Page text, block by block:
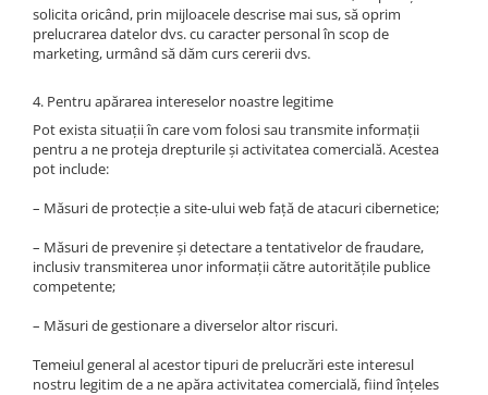
solicita oricând, prin mijloacele descrise mai sus, să oprim
prelucrarea datelor dvs. cu caracter personal în scop de
marketing, urmând să dăm curs cererii dvs.
4. Pentru apărarea intereselor noastre legitime
Pot exista situații în care vom folosi sau transmite informații
pentru a ne proteja drepturile și activitatea comercială. Acestea
pot include:
– Măsuri de protecție a site-ului web față de atacuri cibernetice;
– Măsuri de prevenire și detectare a tentativelor de fraudare,
inclusiv transmiterea unor informații către autoritățile publice
competente;
– Măsuri de gestionare a diverselor altor riscuri.
Temeiul general al acestor tipuri de prelucrări este interesul
nostru legitim de a ne apăra activitatea comercială, fiind înțeles